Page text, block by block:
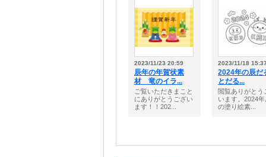
2023/11/23 20:59
辰年の年賀状素
材 竜のイラ...
ご覧いただきまこと
にありがとうござい
ます！！202...
2023/11/18
2024年の辰だ
とだる...
閲覧ありがとう
います。2024
の塗り絵素...